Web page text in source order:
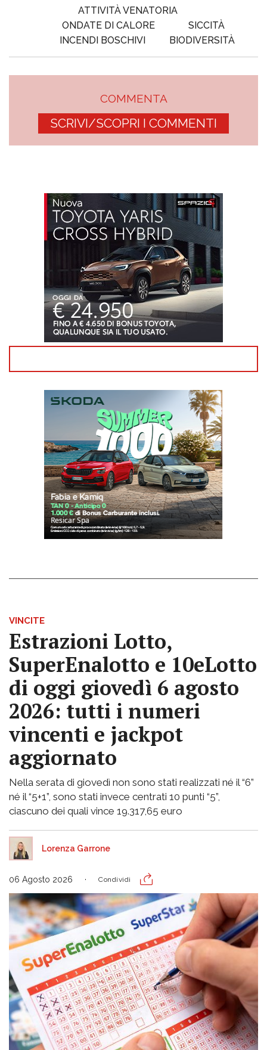
ATTIVITÀ VENATORIA
ONDATE DI CALORE
SICCITÀ
INCENDI BOSCHIVI
BIODIVERSITÀ
COMMENTA
SCRIVI/SCOPRI I COMMENTI
VINCITE
Estrazioni Lotto,
SuperEnalotto e 10eLotto
di oggi giovedì 6 agosto
2026: tutti i numeri
vincenti e jackpot
aggiornato
Nella serata di giovedì non sono stati realizzati né il “6”
né il “5+1”, sono stati invece centrati 10 punti “5”,
ciascuno dei quali vince 19.317,65 euro
Lorenza Garrone
06 Agosto 2026 Condividi